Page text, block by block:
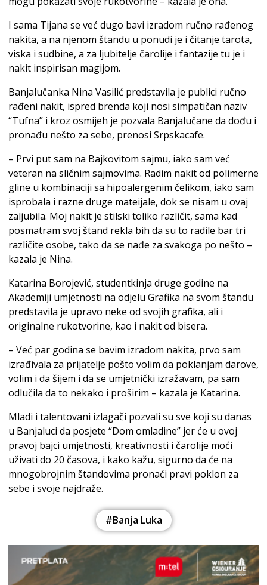
I sama Tijana se već dugo bavi izradom ručno rađenog
nakita, a na njenom štandu u ponudi je i čitanje tarota,
viska i sudbine, a za ljubitelje čarolije i fantazije tu je i
nakit inspirisan magijom.
Banjalučanka Nina Vasilić predstavila je publici ručno
rađeni nakit, ispred brenda koji nosi simpatičan naziv
“Tufna” i kroz osmijeh je pozvala Banjalučane da dođu i
pronađu nešto za sebe, prenosi Srpskacafe.
– Prvi put sam na Bajkovitom sajmu, iako sam već
veteran na sličnim sajmovima. Radim nakit od polimerne
gline u kombinaciji sa hipoalergenim čelikom, iako sam
isprobala i razne druge mateijale, dok se nisam u ovaj
zaljubila. Moj nakit je stilski toliko različit, sama kad
posmatram svoj štand rekla bih da su to radile bar tri
različite osobe, tako da se nađe za svakoga po nešto –
kazala je Nina.
Katarina Borojević, studentkinja druge godine na
Akademiji umjetnosti na odjelu Grafika na svom štandu
predstavila je upravo neke od svojih grafika, ali i
originalne rukotvorine, kao i nakit od bisera.
– Već par godina se bavim izradom nakita, prvo sam
izrađivala za prijatelje pošto volim da poklanjam darove,
volim i da šijem i da se umjetnički izražavam, pa sam
odlučila da to nekako i proširim – kazala je Katarina.
Mladi i talentovani izlagači pozvali su sve koji su danas
u Banjaluci da posjete “Dom omladine” jer će u ovoj
pravoj bajci umjetnosti, kreativnosti i čarolije moći
uživati do 20 časova, i kako kažu, sigurno da će na
mnogobrojnim štandovima pronaći pravi poklon za
sebe i svoje najdraže.
#Banja Luka